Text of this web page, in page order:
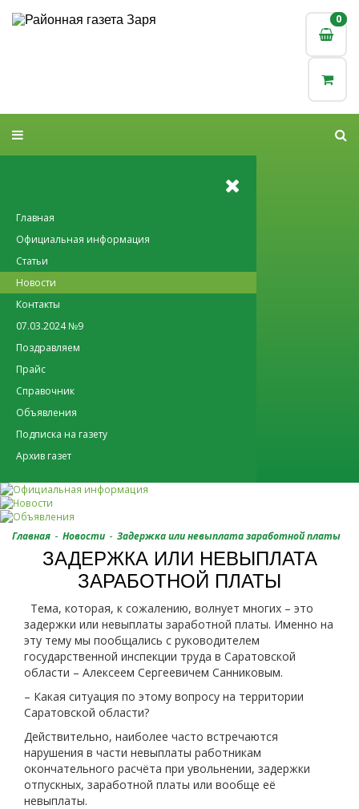
0
0
Главная
Официальная информация
Статьи
Новости
Контакты
07.03.2024 №9
Поздравляем
Прайс
Справочник
Объявления
Подписка на газету
Архив газет
Главная - Новости - Задержка или невыплата заработной платы
ЗАДЕРЖКА ИЛИ НЕВЫПЛАТА
ЗАРАБОТНОЙ ПЛАТЫ
Тема, которая, к сожалению, волнует многих – это
задержки или невыплаты заработной платы. Именно на
эту тему мы пообщались с руководителем
государственной инспекции труда в Саратовской
области – Алексеем Сергеевичем Санниковым.
– Какая ситуация по этому вопросу на территории
Саратовской области?
Действительно, наиболее часто встречаются
нарушения в части невыплаты работникам
окончательного расчёта при увольнении, задержки
отпускных, заработной платы или вообще её
невыплаты.